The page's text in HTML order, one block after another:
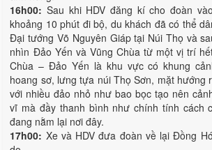
16h00: Sau khi HDV đăng kí cho đoàn
khoảng 10 phút đi bộ, du khách đã có thể
Đại tướng Võ Nguyên Giáp tại Núi Thọ và
nhìn Đảo Yến và Vũng Chùa từ một vị trí
Chùa – Đảo Yến là khu vực có khung
hoang sơ, lưng tựa núi Thọ Sơn, mặt hướng
với nhiều đảo nhỏ như bao bọc tạo nên
vĩ mà đầy thanh bình như chính tính cách
đang nằm lại nơi đây.
17h00: Xe và HDV đưa đoàn về lại Đồng